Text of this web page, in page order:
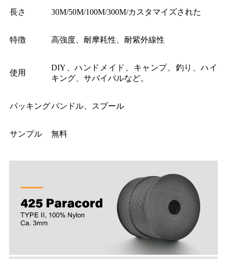
長さ 30M/50M/100M/300M/カスタマイズされた
特徴 高強度、耐摩耗性、耐紫外線性
使用
DIY、ハンドメイド、キャンプ、釣り、ハイ
キング、サバイバルなど。
パッキングバンドル、スプール
サンプル 無料